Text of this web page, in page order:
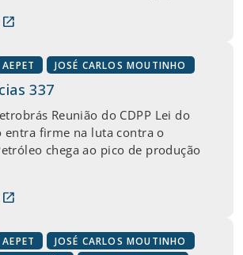
open_in_new
AEPET JOSÉ CARLOS MOUTINHO
337
Reunião do CDPP Lei do
entra firme na luta contra o
chega ao pico de produção
open_in_new
AEPET
JOSÉ CARLOS MOUTINHO